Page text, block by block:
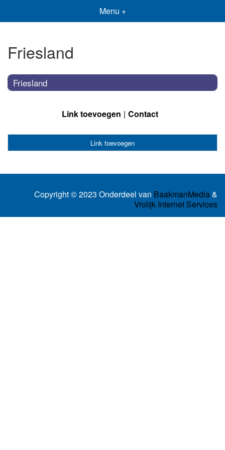
Menu +
Friesland
Friesland
Link toevoegen Contact
Link toevoegen
Copyright © 2023 Onderdeel van BaakmanMedia&
Vrolijk Internet Services